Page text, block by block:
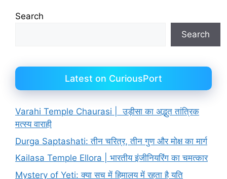
Search
Search
Latest on CuriousPort
Varahi Temple Chaurasi | उड़ीसा का अद्भुत तांत्रिक
मत्स्य वाराही
Durga Saptashati: तीन चरित्र, तीन गुण और मोक्ष का मार्ग
Kailasa Temple Ellora | भारतीय इंजीनियरिंग का चमत्कार
Mystery of Yeti: क्या सच में हिमालय में रहता है यति